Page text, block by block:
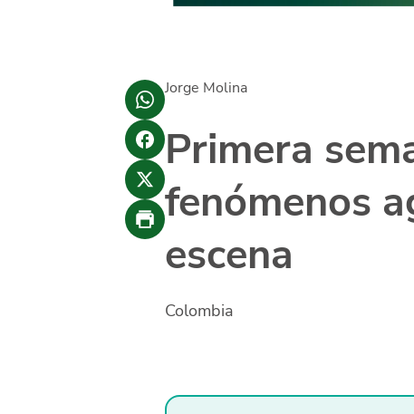
Jorge Molina
Primera
fenómenos
escena
Colombia